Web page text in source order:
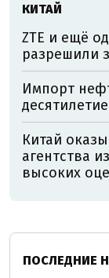
КИТАЙ
ZTE и ещё
разрешили
Импорт
Китай
агентства
высоких
ПОСЛЕДНИЕ